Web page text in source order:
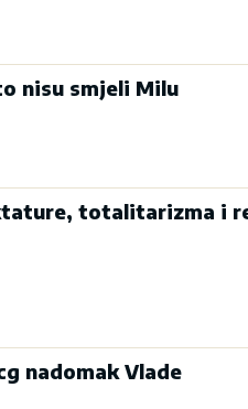
nisu smjeli Milu
totalitarizma i
nadomak Vlade